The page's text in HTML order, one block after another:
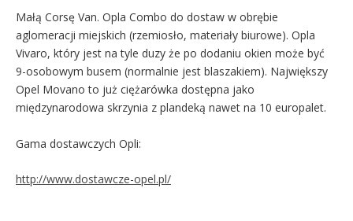
Małą Corsę Van. Opla Combo do dostaw w obrębie
aglomeracji miejskich (rzemiosło, materiały biurowe). Opla
Vivaro, który jest na tyle duzy że po dodaniu okien może być
9-osobowym busem (normalnie jest blaszakiem). Największy
Opel Movano to już ciężarówka dostępna jako
międzynarodowa skrzynia z plandeką nawet na 10 europalet.
Gama dostawczych Opli:
http://www.dostawcze-opel.pl/